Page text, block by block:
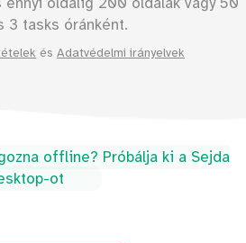
ennyi oldalig 200 oldalak vagy 50
3 tasks óránként.
és Adatvédelmi irányelvek
offline? Próbálja ki a Sejda
ot